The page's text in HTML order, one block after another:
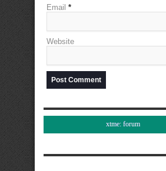
Email *
Website
xtme: forum